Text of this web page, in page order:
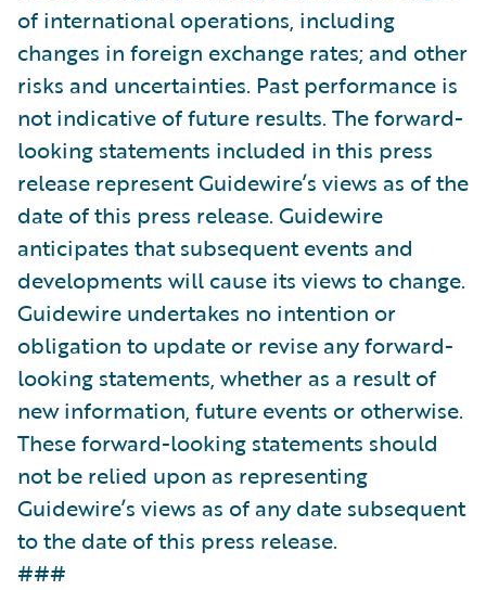
of international operations, including
changes in foreign exchange rates; and other
risks and uncertainties. Past performance is
not indicative of future results. The forward-
looking statements included in this press
release represent Guidewire’s views as of the
date of this press release. Guidewire
anticipates that subsequent events and
developments will cause its views to change.
Guidewire undertakes no intention or
obligation to update or revise any forward-
looking statements, whether as a result of
new information, future events or otherwise.
These forward-looking statements should
not be relied upon as representing
Guidewire’s views as of any date subsequent
to the date of this press release.
###